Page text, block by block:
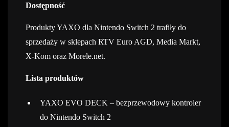
Dostępność
Produkty YAXO dla Nintendo Switch 2 trafiły do
sprzedaży w sklepach RTV Euro AGD, Media Markt,
X-Kom oraz Morele.net.
Lista produktów
YAXO EVO DECK – bezprzewodowy kontroler
do Nintendo Switch 2